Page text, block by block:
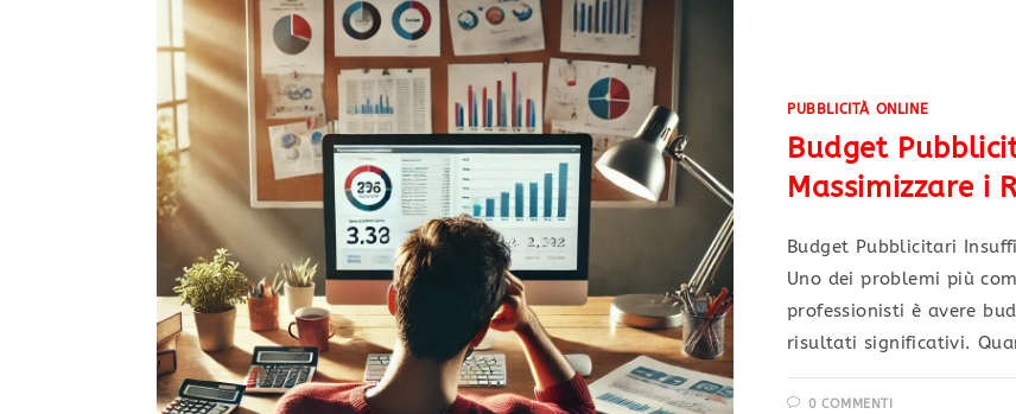
PUBBLICITÀ ONLINE
Budget
Massimizzare i
Budget Pubblicitari
Uno dei problemi più
professionisti è avere
risultati significativi.
0 COMMENTI